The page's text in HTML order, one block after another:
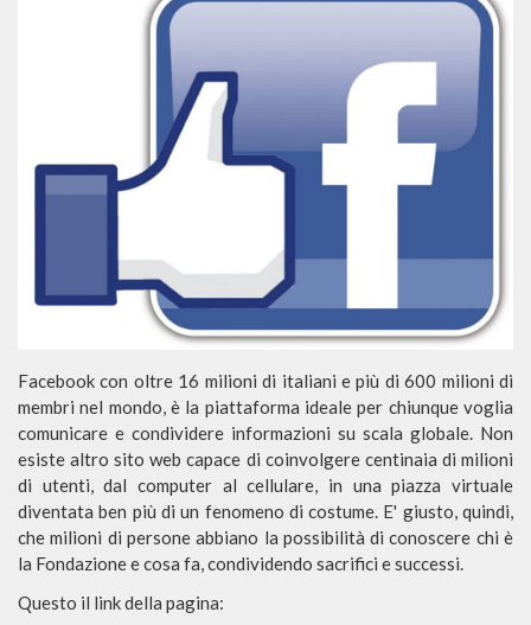
Facebook con oltre 16 milioni di italiani e più di 600 milioni di
membri nel mondo, è la piattaforma ideale per chiunque voglia
comunicare e condividere informazioni su scala globale. Non
esiste altro sito web capace di coinvolgere centinaia di milioni
di utenti, dal computer al cellulare, in una piazza virtuale
diventata ben più di un fenomeno di costume. E' giusto, quindi,
che milioni di persone abbiano la possibilità di conoscere chi è
la Fondazione e cosa fa, condividendo sacrifici e successi.
Questo il link della pagina: